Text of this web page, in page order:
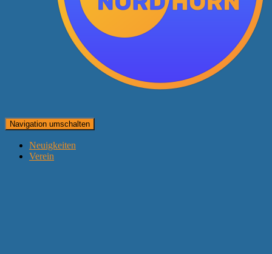
Navigation umschalten
Neuigkeiten
Verein